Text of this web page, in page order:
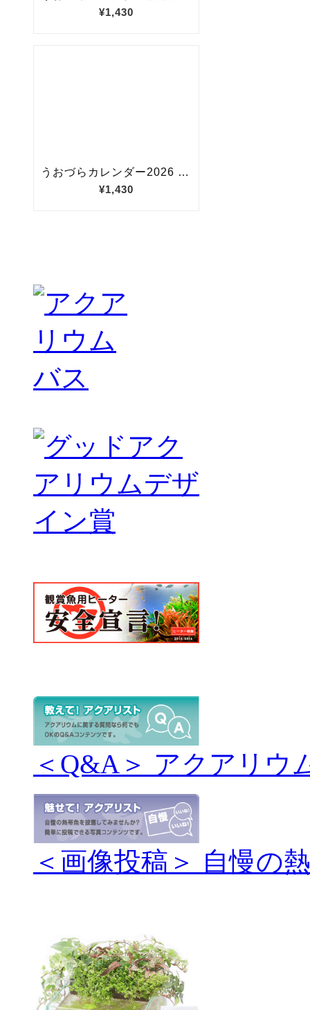
＜Q&A＞ アクアリウ
＜画像投稿＞ 自慢の